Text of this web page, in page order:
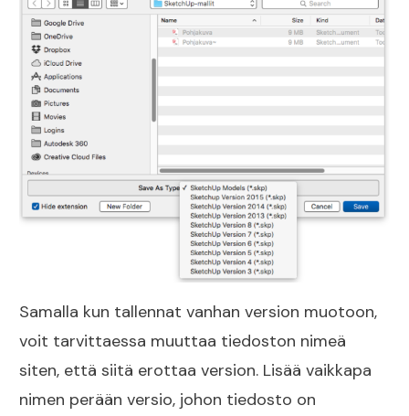
Samalla kun tallennat vanhan version muotoon,
voit tarvittaessa muuttaa tiedoston nimeä
siten, että siitä erottaa version. Lisää vaikkapa
nimen perään versio, johon tiedosto on